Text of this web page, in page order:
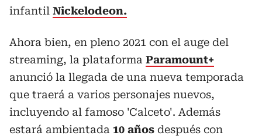
infantil Nickelodeon.
Ahora bien, en pleno 2021 con el auge del
streaming, la plataforma Paramount+
anunció la llegada de una nueva temporada
que traerá a varios personajes nuevos,
incluyendo al famoso 'Calceto'. Además
estará ambientada 10 años después con